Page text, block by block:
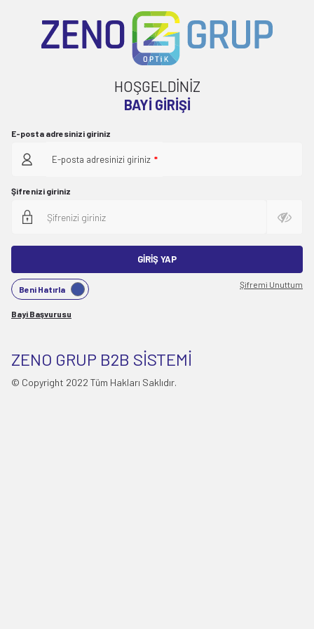
HOŞGELDİNİZ
BAYI GIRIŞI
E-posta adresinizi giriniz
E-posta adresinizi giriniz *
Şifrenizi giriniz
GIRIŞ YAP
Beni Hatırla Şifremi Unuttum
Bayi Başvurusu
ZENO GRUP B2B SİSTEMİ
© Copyright 2022 Tüm Hakları Saklıdır.